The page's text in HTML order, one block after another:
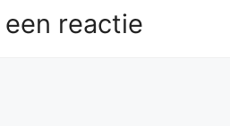
een reactie